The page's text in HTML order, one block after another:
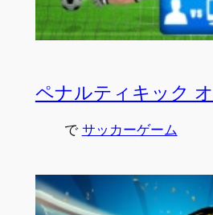
ペナルティキック
で サッカーゲーム